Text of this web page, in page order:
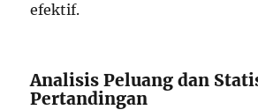
efektif.
Analisis Peluang dan
Pertandingan